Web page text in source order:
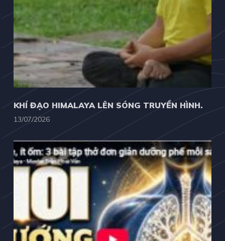
KHÍ ĐẠO HIMALAYA LÊN SÓNG TRUYỀN HÌNH.
13/07/2026